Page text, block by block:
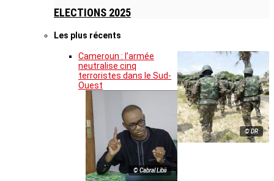
ELECTIONS 2025
Les plus récents
© DR
Cameroun : l’armée
neutralise cinq
terroristes dans le Sud-
Ouest
© Cabral Libii